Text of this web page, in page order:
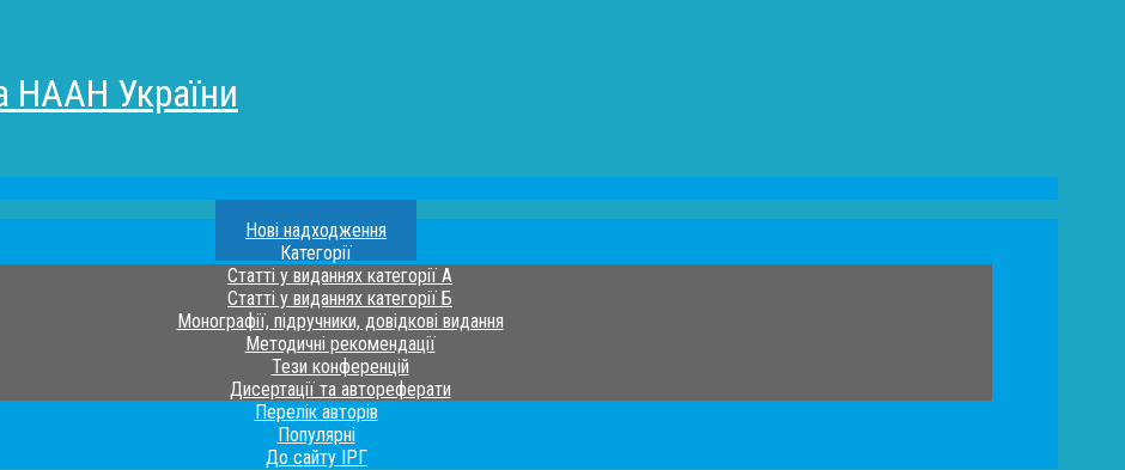
НААН України
Нові надходження
Категорії
Статті у виданнях категорії А
Статті у виданнях категорії Б
Монографії, підручники, довідкові видання
Методичні рекомендації
Тези конференцій
Дисертації та автореферати
Перелік авторів
Популярні
До сайту ІРГ